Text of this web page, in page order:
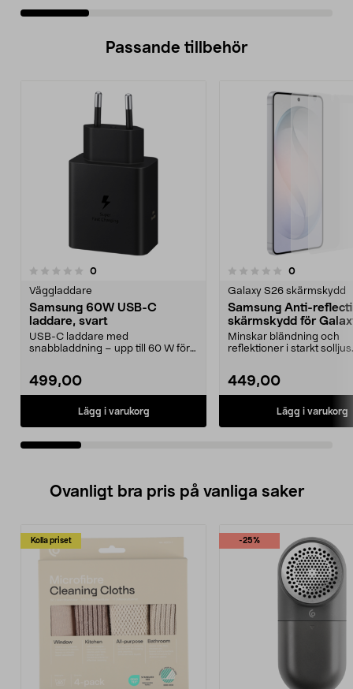
Passande tillbehör
0recensioner
Väggladdare
Samsung 60W USB-C
laddare, svart
USB-C laddare med
snabbladdning – upp till 60 W för
499,00
Lägg i varukorg
0.0 av 5 stjärnor 0recensioner
Galaxy S26 skärmskydd
Samsung Anti-
skärmskydd för
Minskar bländning och
reflektioner i starkt solljus.
449,00
Lägg i varukorg
0.0 av 5 stjärnor
Ovanligt bra pris på vanliga saker
Kolla priset -25%